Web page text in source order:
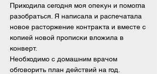
Приходила сегодня моя опекун и помогла
разобраться. Я написала и распечатала
новое расторжение контракта и вместе с
копией новой прописки вложила в
конверт.
Необходимо с домашним врачом
обговорить план действий на год.